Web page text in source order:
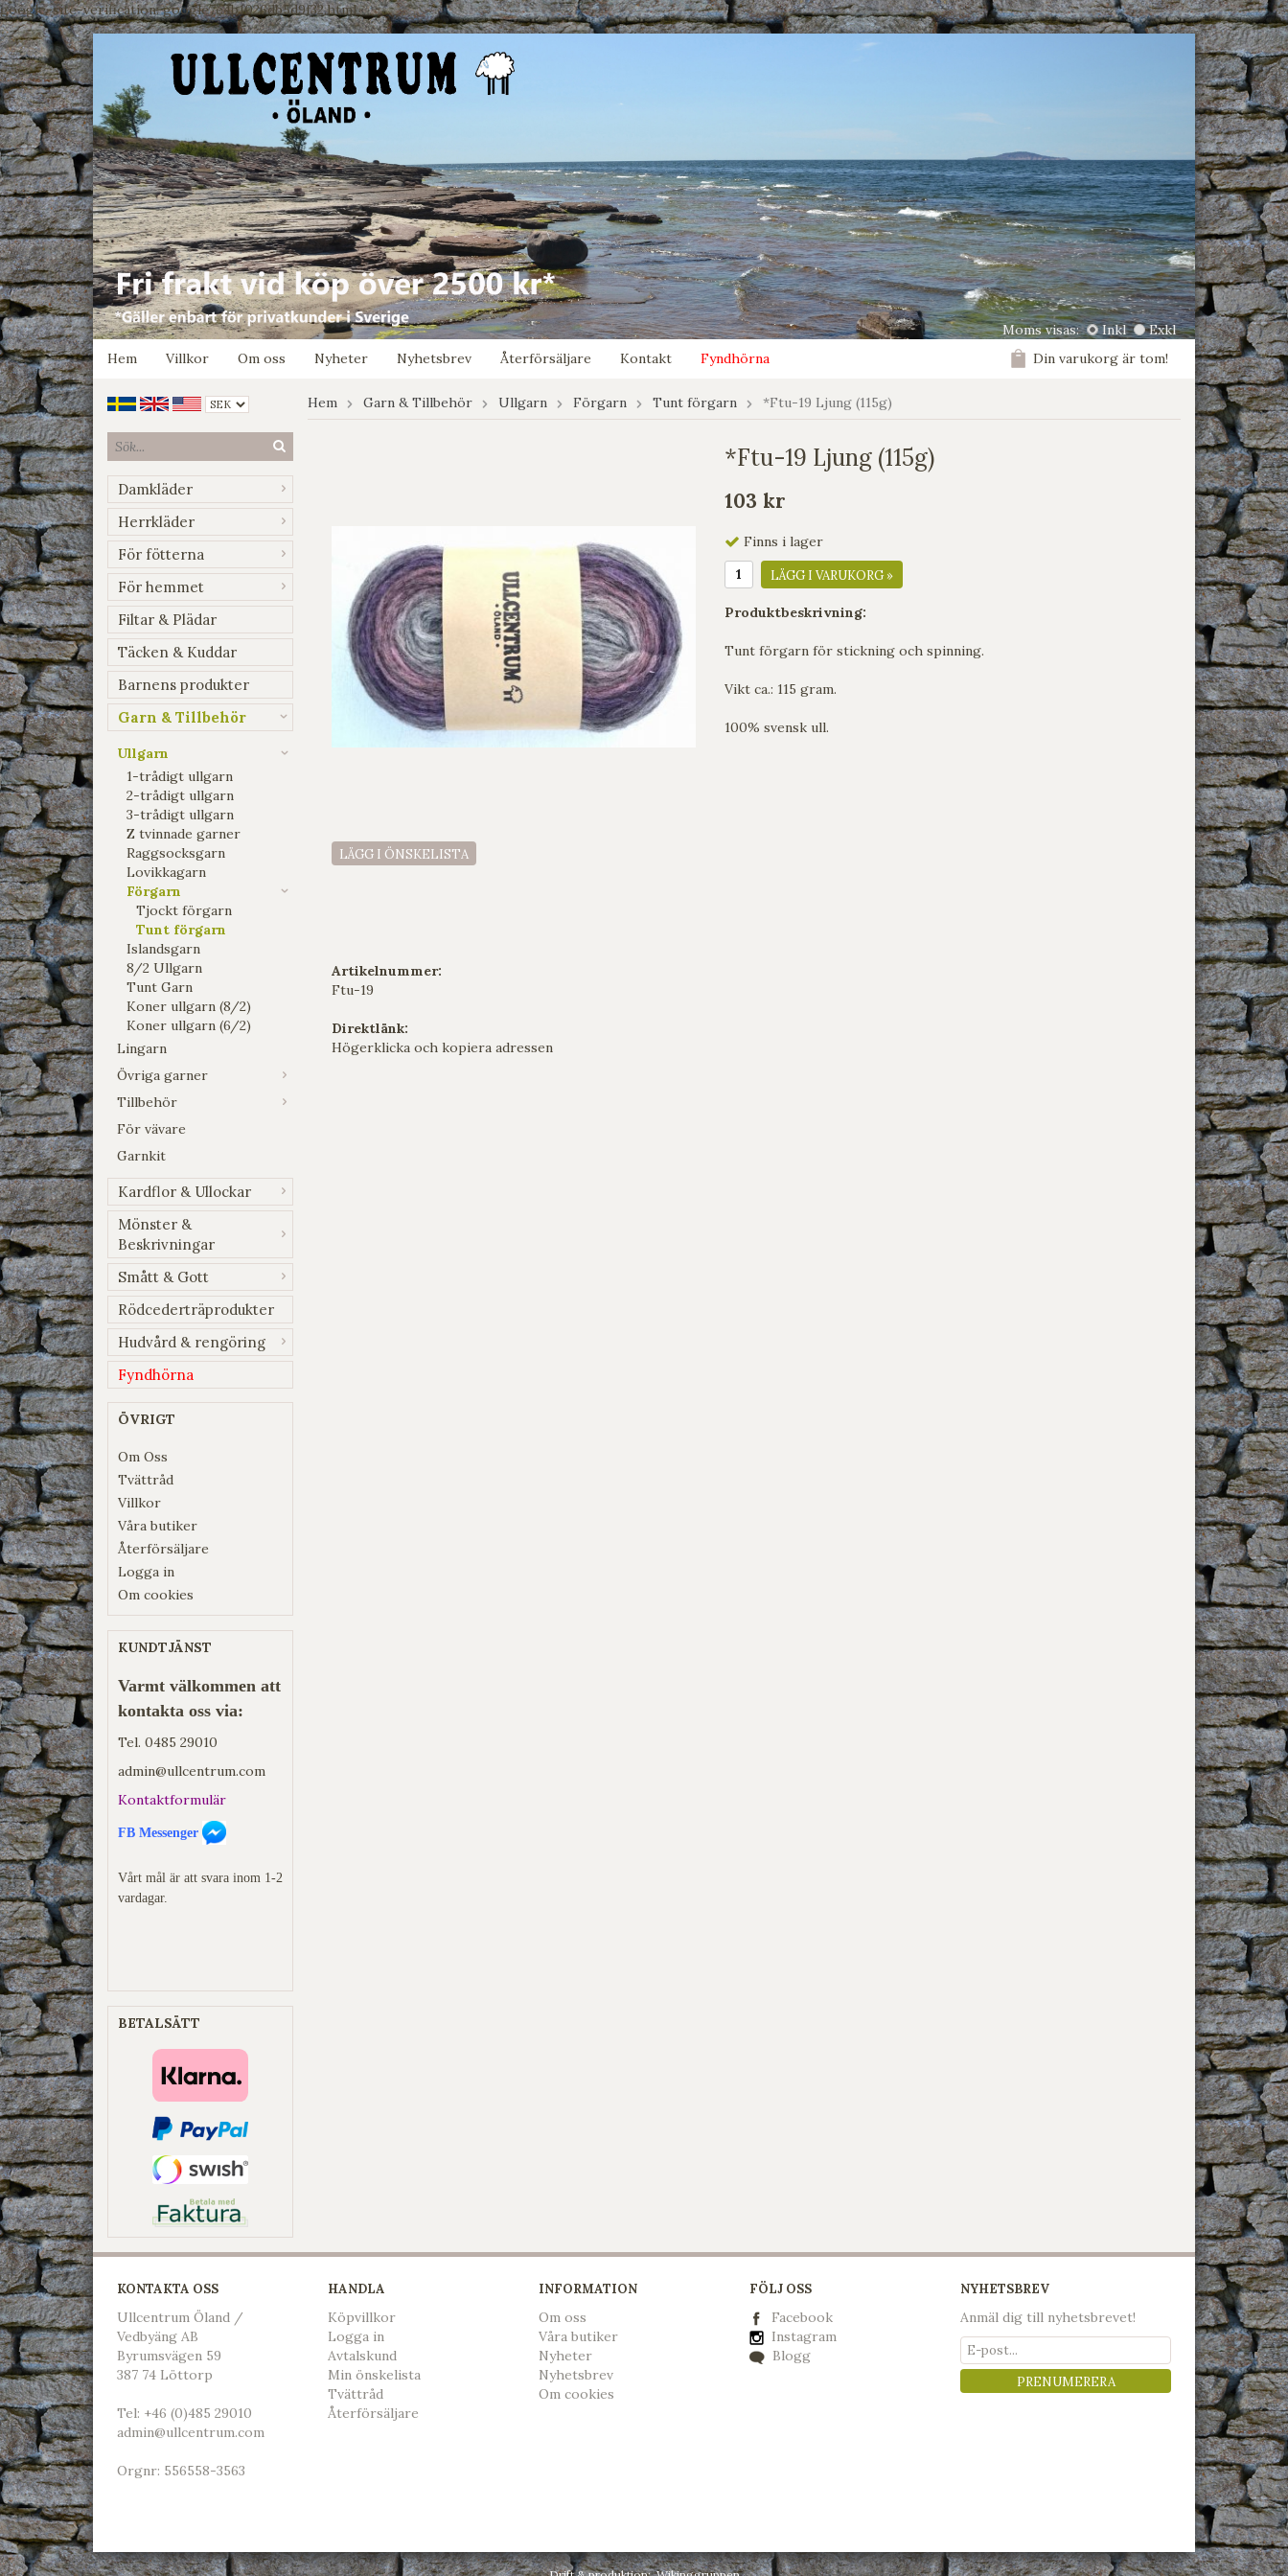
google-site-verification: google7e4b1026db5d9f32.html
Moms visas: Inkl
Exkl
Hem
Villkor Om oss Nyheter Nyhetsbrev Återförsäljare Kontakt Fyndhörna Din varukorg är tom!
Damkläder
Herrkläder
För fötterna
För hemmet
Filtar & Plädar
Täcken & Kuddar
Barnens produkter
Garn & Tillbehör
Ullgarn
1-trådigt ullgarn
2-trådigt ullgarn
3-trådigt ullgarn
Z tvinnade garner
Raggsocksgarn
Lovikkagarn
Förgarn
Tjockt förgarn
Tunt förgarn
Islandsgarn
8/2 Ullgarn
Tunt Garn
Koner ullgarn (8/2)
Koner ullgarn (6/2)
Lingarn
Övriga garner
Tillbehör
För vävare
Garnkit
Kardflor & Ullockar
Mönster &
Beskrivningar
Smått & Gott
Rödcederträprodukter
Hudvård & rengöring
Fyndhörna
ÖVRIGT
Om Oss
Tvättråd
Villkor
Våra butiker
Återförsäljare
Logga in
Om cookies
KUNDTJÄNST
Varmt välkommen att
kontakta oss via:
Tel. 0485 29010
admin@ullcentrum.com
Kontaktformulär
FB Messenger
Vårt mål är att svara inom 1-2
vardagar.
BETALSÄTT
Hem Garn & Tillbehör Ullgarn Förgarn Tunt förgarn *Ftu-19 Ljung (115g)
LÄGG I ÖNSKELISTA
Artikelnummer:
Ftu-19
Direktlänk:
Högerklicka och kopiera adressen
*Ftu-19 Ljung (115g)
103 kr
Finns i lager
LÄGG I VARUKORG »
Produktbeskrivning:
Tunt förgarn för stickning och spinning.
Vikt ca.: 115 gram.
100% svensk ull.
KONTAKTA OSS
Ullcentrum Öland /
Vedbyäng AB
Byrumsvägen 59
387 74 Löttorp
Tel: +46 (0)485 29010
admin@ullcentrum.com
Orgnr: 556558-3563
HANDLA
Köpvillkor
Logga in
Avtalskund
Min önskelista
Tvättråd
Återförsäljare
INFORMATION
Om oss
Våra butiker
Nyheter
Nyhetsbrev
Om cookies
FÖLJ OSS
Facebook
Instagram
Blogg
NYHETSBREV
Anmäl dig till nyhetsbrevet!
PRENUMERERA